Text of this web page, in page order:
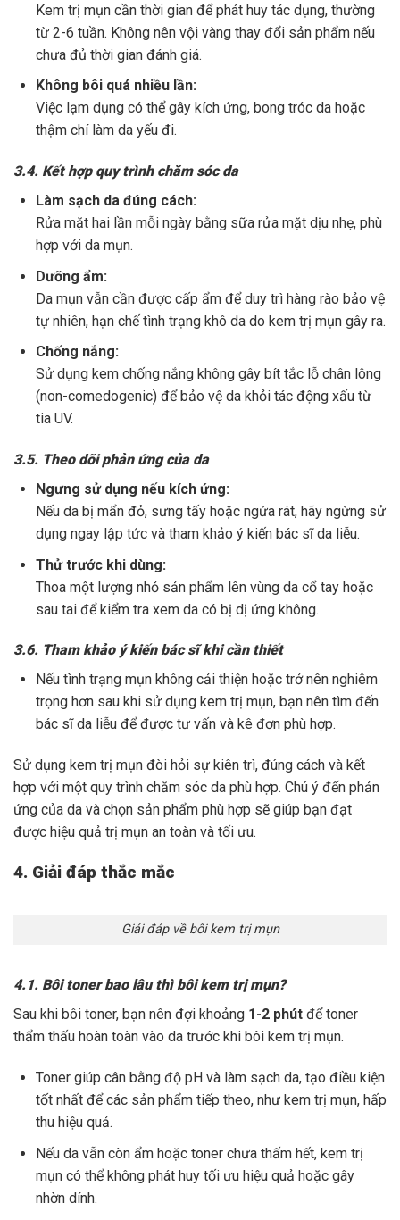
Kem trị mụn cần thời gian để phát huy tác dụng, thường
từ 2-6 tuần. Không nên vội vàng thay đổi sản phẩm nếu
chưa đủ thời gian đánh giá.
Không bôi quá nhiều lần:
Việc lạm dụng có thể gây kích ứng, bong tróc da hoặc
thậm chí làm da yếu đi.
3.4. Kết hợp quy trình chăm sóc da
Làm sạch da đúng cách:
Rửa mặt hai lần mỗi ngày bằng sữa rửa mặt dịu nhẹ, phù
hợp với da mụn.
Dưỡng ẩm:
Da mụn vẫn cần được cấp ẩm để duy trì hàng rào bảo vệ
tự nhiên, hạn chế tình trạng khô da do kem trị mụn gây ra.
Chống nắng:
Sử dụng kem chống nắng không gây bít tắc lỗ chân lông
(non-comedogenic) để bảo vệ da khỏi tác động xấu từ
tia UV.
3.5. Theo dõi phản ứng của da
Ngưng sử dụng nếu kích ứng:
Nếu da bị mẩn đỏ, sưng tấy hoặc ngứa rát, hãy ngừng sử
dụng ngay lập tức và tham khảo ý kiến bác sĩ da liễu.
Thử trước khi dùng:
Thoa một lượng nhỏ sản phẩm lên vùng da cổ tay hoặc
sau tai để kiểm tra xem da có bị dị ứng không.
3.6. Tham khảo ý kiến bác sĩ khi cần thiết
Nếu tình trạng mụn không cải thiện hoặc trở nên nghiêm
trọng hơn sau khi sử dụng kem trị mụn, bạn nên tìm đến
bác sĩ da liễu để được tư vấn và kê đơn phù hợp.
Sử dụng kem trị mụn đòi hỏi sự kiên trì, đúng cách và kết
hợp với một quy trình chăm sóc da phù hợp. Chú ý đến phản
ứng của da và chọn sản phẩm phù hợp sẽ giúp bạn đạt
được hiệu quả trị mụn an toàn và tối ưu.
4. Giải đáp thắc mắc
Giái đáp về bôi kem trị mụn
4.1. Bôi toner bao lâu thì bôi kem trị mụn?
Sau khi bôi toner, bạn nên đợi khoảng 1-2 phút để toner
thẩm thấu hoàn toàn vào da trước khi bôi kem trị mụn.
Toner giúp cân bằng độ pH và làm sạch da, tạo điều kiện
tốt nhất để các sản phẩm tiếp theo, như kem trị mụn, hấp
thu hiệu quả.
Nếu da vẫn còn ẩm hoặc toner chưa thấm hết, kem trị
mụn có thể không phát huy tối ưu hiệu quả hoặc gây
nhờn dính.